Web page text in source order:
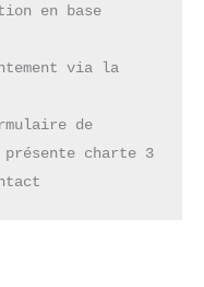
en base
via la
de
présente charte 3